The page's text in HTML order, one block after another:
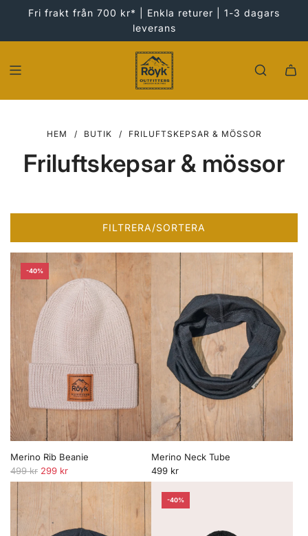
HOPPA
Fri frakt från 700 kr* | Enkla returer | 1-3 dagars
leverans
HEM / BUTIK / FRILUFTSKEPSAR & MÖSSOR
Friluftskepsar & mössor
FILTRERA/SORTERA
-40%
Merino Rib Beanie
O
r
499 kr 299 kr
Merino Neck Tube
499 kr
-40%